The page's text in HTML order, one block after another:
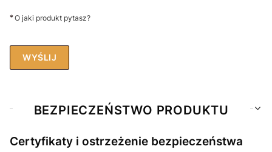
*O jaki produkt pytasz?
WYŚLIJ
BEZPIECZEŃSTWO PRODUKTU
Certyfikaty i ostrzeżenie bezpieczeństwa